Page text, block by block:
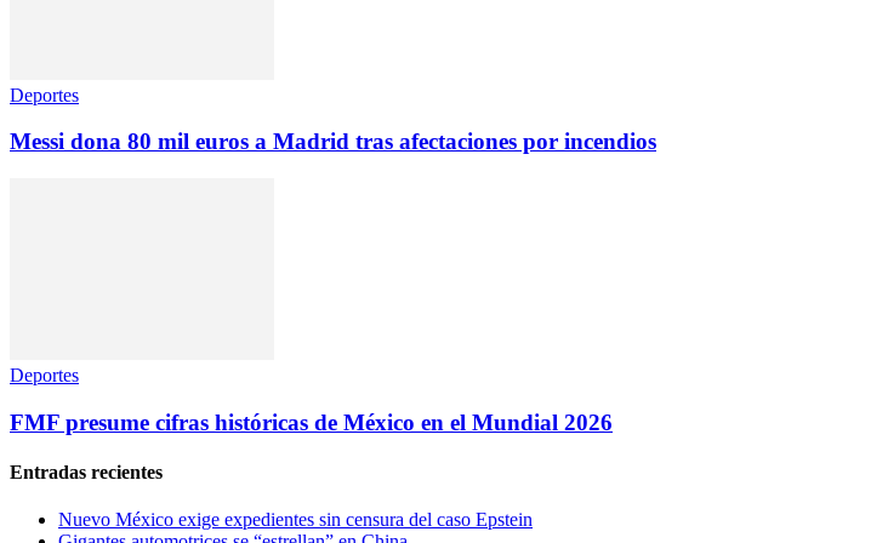
Deportes
Messi dona 80 mil euros a Madrid tras afectaciones por incendios
Deportes
FMF presume cifras históricas de México en el Mundial 2026
Entradas recientes
Nuevo México exige expedientes sin censura del caso Epstein